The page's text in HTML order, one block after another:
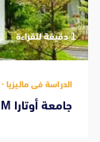
‫1 دقيقة للقراءة
الدراسة فى ماليزيا
جامعة أوتارا UUM